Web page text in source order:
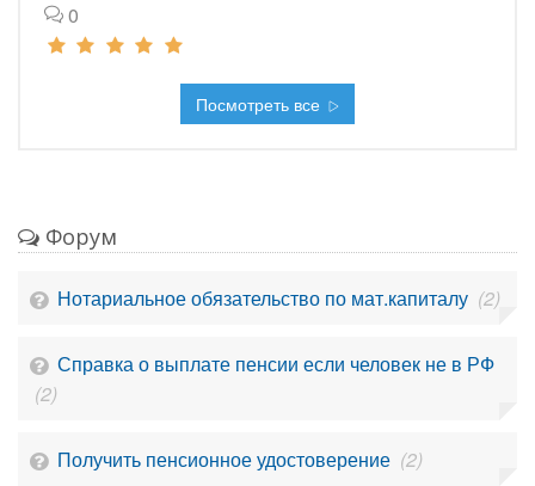
0
Посмотреть все
Форум
Нотариальное обязательство по мат.капиталу (2)
Справка о выплате пенсии если человек не в РФ
(2)
Получить пенсионное удостоверение (2)